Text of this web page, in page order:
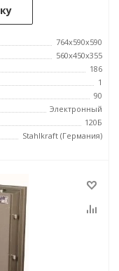
764x590x590
560x450x355
186
1
90
Электронный
120Б
Stahlkraft (Германия)